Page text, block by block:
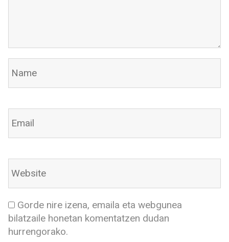
Gorde nire izena, emaila eta webgunea
bilatzaile honetan komentatzen dudan
hurrengorako.